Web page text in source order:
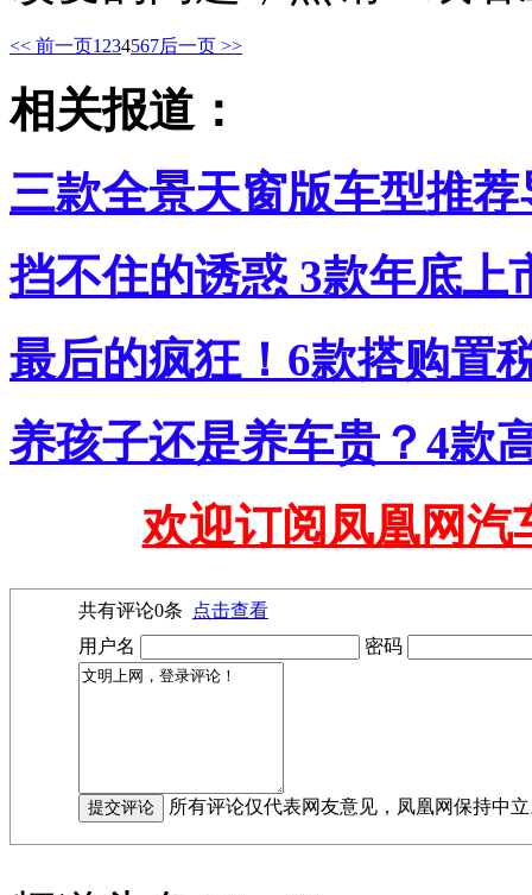
<< 前一页1 234567后一页 >>
相关报道：
三款全景天窗版车型推
挡不住的诱惑 3款年底上
最后的疯狂！6款搭购置
养孩子还是养车贵？4款
欢迎订阅凤凰网汽
共有评论0条
点击查看
用户名
密码
所有评论仅代表网友意见，凤凰网保持中